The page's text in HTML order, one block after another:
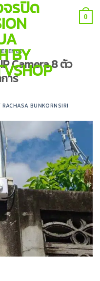
0
Camera 8 ตัว
าร
RACHASA BUNKORNSIRI